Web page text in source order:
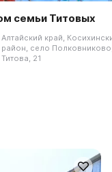
семьи Титовых
Алтайский край,
район, село
Титова, 21